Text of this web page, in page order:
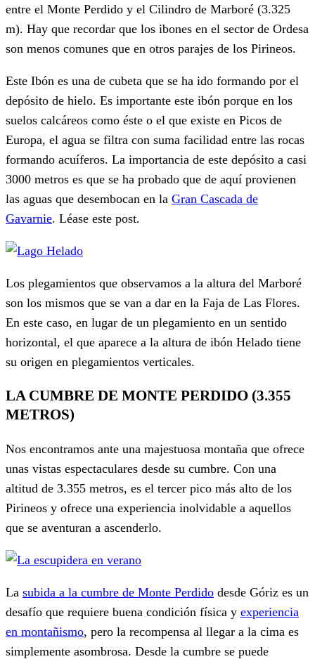
entre el Monte Perdido y el Cilindro de Marboré (3.325
m). Hay que recordar que los ibones en el sector de Ordesa
son menos comunes que en otros parajes de los Pirineos.
Este Ibón es una de cubeta que se ha ido formando por el
depósito de hielo. Es importante este ibón porque en los
suelos calcáreos como éste o el que existe en Picos de
Europa, el agua se filtra con suma facilidad entre las rocas
formando acuíferos. La importancia de este depósito a casi
3000 metros es que se ha probado que de aquí provienen
las aguas que desembocan en la Gran Cascada de
Gavarnie. Léase este post.
Los plegamientos que observamos a la altura del Marboré
son los mismos que se van a dar en la Faja de Las Flores.
En este caso, en lugar de un plegamiento en un sentido
horizontal, el que aparece a la altura de ibón Helado tiene
su origen en plegamientos verticales.
LA CUMBRE DE MONTE PERDIDO (3.355
METROS)
Nos encontramos ante una majestuosa montaña que ofrece
unas vistas espectaculares desde su cumbre. Con una
altitud de 3.355 metros, es el tercer pico más alto de los
Pirineos y ofrece una experiencia inolvidable a aquellos
que se aventuran a ascenderlo.
La subida a la cumbre de Monte Perdido desde Góriz es un
desafío que requiere buena condición física y experiencia
en montañismo, pero la recompensa al llegar a la cima es
simplemente asombrosa. Desde la cumbre se puede